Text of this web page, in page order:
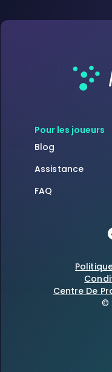
Pour les joueurs
Blog
Assistance
FAQ
Centre De
©